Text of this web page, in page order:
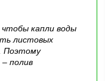
капли воды
листовых
Поэтому
полив